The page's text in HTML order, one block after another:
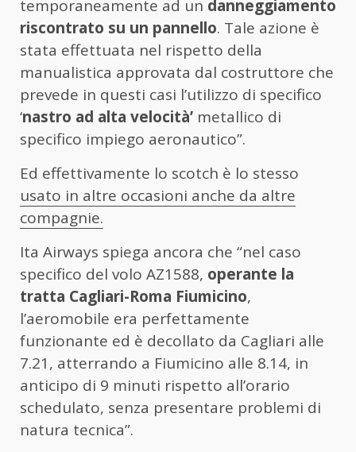
temporaneamente ad un danneggiamento
riscontrato su un pannello. Tale azione è
stata effettuata nel rispetto della
manualistica approvata dal costruttore che
prevede in questi casi l’utilizzo di specifico
‘nastro ad alta velocità’ metallico di
specifico impiego aeronautico”.
Ed effettivamente lo scotch è lo stesso
usato in altre occasioni anche da altre
compagnie.
Ita Airways spiega ancora che “nel caso
specifico del volo AZ1588, operante la
tratta Cagliari-Roma Fiumicino,
l’aeromobile era perfettamente
funzionante ed è decollato da Cagliari alle
7.21, atterrando a Fiumicino alle 8.14, in
anticipo di 9 minuti rispetto all’orario
schedulato, senza presentare problemi di
natura tecnica”.